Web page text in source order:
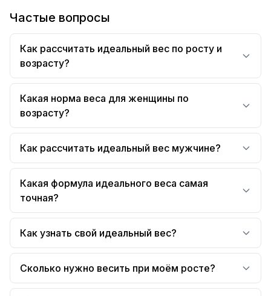
Частые вопросы
Как рассчитать идеальный вес по росту и
возрасту?
Какая норма веса для женщины по
возрасту?
Как рассчитать идеальный вес мужчине?
Какая формула идеального веса самая
точная?
Как узнать свой идеальный вес?
Сколько нужно весить при моём росте?